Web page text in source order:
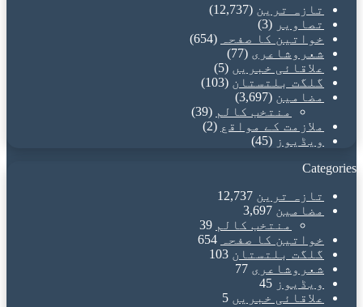
تازہ ترین (12,737)
تصاویر (3)
خواتین کا صفحہ
(654)
شعروشاعری (77)
علاقائی خبریں (5)
گلگت بلتستان (103)
مضامین (3,697)
منتخب کالم (39)
ملازمت کے مواقع (2)
ویڈیوز (45)
Categories
تازہ ترین 12,737
مضامین 3,697
منتخب کالم 39
خواتین کا صفحہ
654
گلگت بلتستان 103
شعروشاعری 77
ویڈیوز 45
علاقائی خبریں 5